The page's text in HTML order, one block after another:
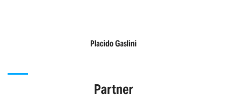
Placido Gaslini
Partner